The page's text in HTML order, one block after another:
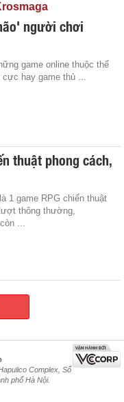
người chơi
game online thuộc thể
cực hay game thủ ...
thuật phong cách,
1 game RPG chiến thuật
thông thường,
...
Complex, Số
phố Hà Nội.